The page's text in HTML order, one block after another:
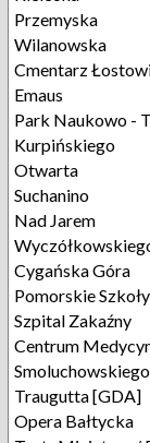
Przemyska
Wilanowska
Cmentarz
Emaus
Park Naukowo -
Kurpińskiego
Otwarta
Suchanino
Nad Jarem
Cygańska Góra
Pomorskie
Szpital Zakaźny
Centrum
Smoluchowskiego
Traugutta [GDA]
Opera Bałtycka